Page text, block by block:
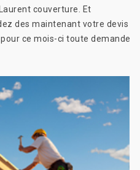
couverture. Et
des maintenant votre devis
ce mois-ci toute demande